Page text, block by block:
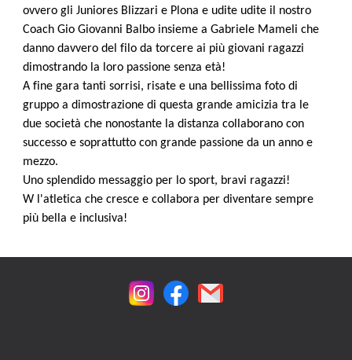
ovvero gli Juniores Blizzari e Plona e udite udite il nostro
Coach Gio Giovanni Balbo insieme a Gabriele Mameli che
danno davvero del filo da torcere ai più giovani ragazzi
dimostrando la loro passione senza età!
A fine gara tanti sorrisi, risate e una bellissima foto di
gruppo a dimostrazione di questa grande amicizia tra le
due società che nonostante la distanza collaborano con
successo e soprattutto con grande passione da un anno e
mezzo.
Uno splendido messaggio per lo sport, bravi ragazzi!
W l'atletica che cresce e collabora per diventare sempre
più bella e inclusiva!